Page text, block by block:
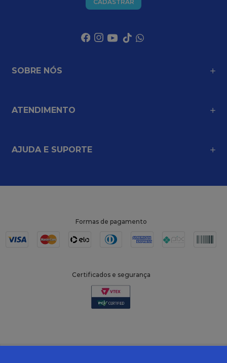
CADASTRAR
SOBRE NÓS
ATENDIMENTO
AJUDA E SUPORTE
Formas de pagamento
Certificados e segurança